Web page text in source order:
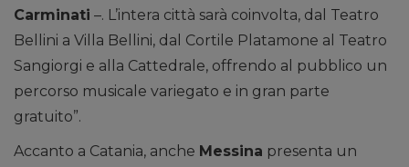
Carminati –. L’intera città sarà coinvolta, dal Teatro
Bellini a Villa Bellini, dal Cortile Platamone al Teatro
Sangiorgi e alla Cattedrale, offrendo al pubblico un
percorso musicale variegato e in gran parte
gratuito”.
Accanto a Catania, anche Messina presenta un